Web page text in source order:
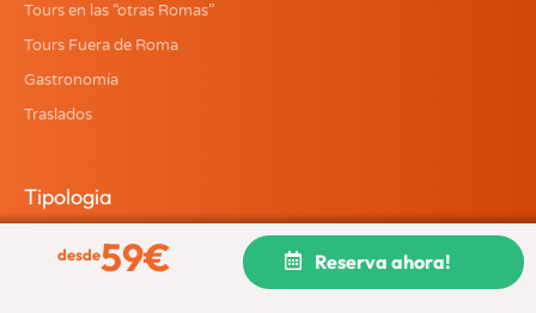
desde59€ Reserva ahora!
Tours en las “otras Romas”
Tours Fuera de Roma
Gastronomía
Traslados
Tipologia
Ideal para niños